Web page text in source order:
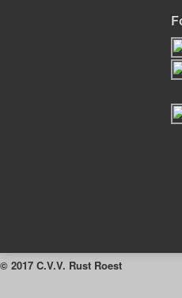
© 2017 C.V.V. Rust Roest